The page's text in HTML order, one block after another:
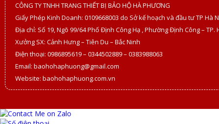
CÔNG TY TNHH TRANG THIẾT BỊ BẢO HỘ HÀ PHƯƠNG
Giấy Phép Kinh Doanh: 0109668003 do Sở kế hoạch và đầu tư TP Hà
Địa chỉ: Số 19, Ngõ 99/64 Phố Định Công Hạ , Phường Định Công – TP.
Xưởng SX: Cảnh Hưng – Tiên Du – Bắc Ninh
Điện thoại: 0986895619 – 0344502889 – 0383988063
Email: baohohaphuong@gmail.com
Website: baohohaphuong.com.vn